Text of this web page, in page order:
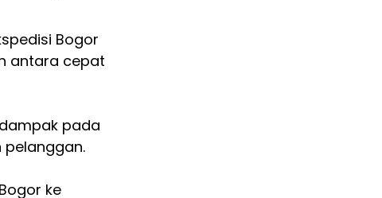
Bogor
antara cepat
pada
pelanggan.
ke